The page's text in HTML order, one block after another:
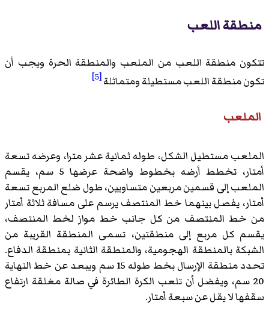
منطقة اللعب
تتكون منطقة اللعب من الملعب والمنطقة الحرة ويجب أن
تكون منطقة اللعب مستطيلة ومتماثلة[5]
الملعب
الملعب مستطيل الشكل، طوله ثمانية عشر مترا، وعرضه تسعة
أمتار، تخطط أرضه بخطوط واضحة عرضها 5 سم، يقسم
الملعب إلى قسمين مربعين متساويين، طول ضلع المربع تسعة
أمتار، يفصل بينهما خط المنتصف يرسم على مسافة ثلاثة أمتار
من خط المنتصف من كل جانب خط مواز لخط المنتصف،
يقسم كل مربع إلى منطقتين، تسمى المنطقة القريبة من
الشبكة بالمنطقة الهجومية، والمنطقة الثانية بمنطقة الدفاع.
تحدد منطقة الإرسال بخط طوله 15 سم ويبعد عن خط النهاية
20 سم، ويفضل أن تلعب الكرة الطائرة في صالة مغلقة ارتفاع
سقفها لا يقل عن سبعة أمتار.